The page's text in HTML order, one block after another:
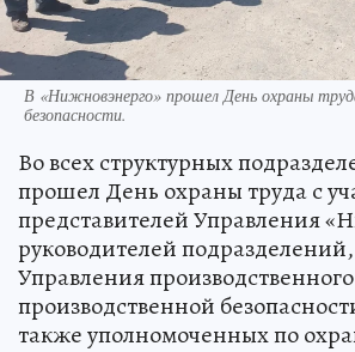
В «Нижновэнерго» прошел День охраны
безопасности.
Во всех структурных
прошел День охраны труда с
представителей Управления
руководителей
Управления
производственной
также уполномоченных по